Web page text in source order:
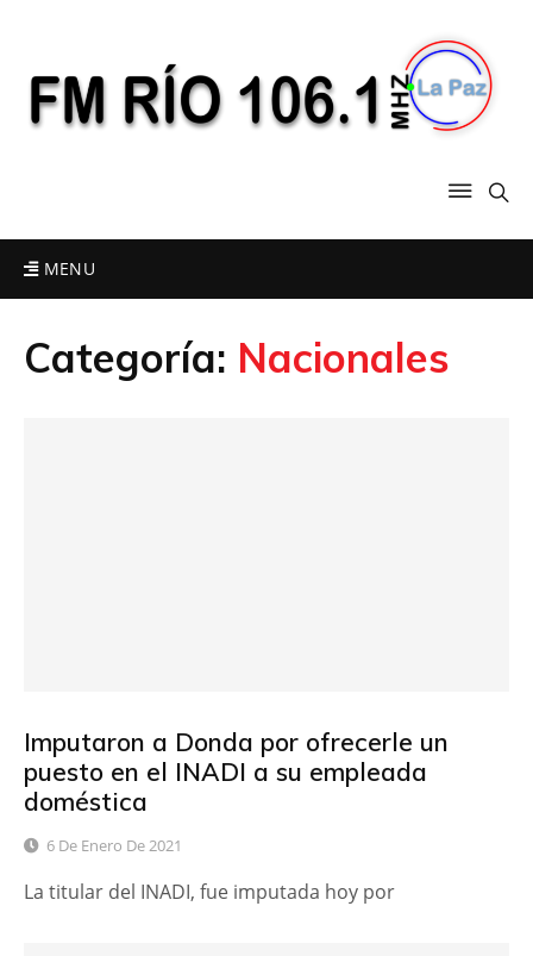
MENU
Categoría: Nacionales
Imputaron a Donda por ofrecerle un
puesto en el INADI a su empleada
doméstica
6 De Enero De 2021
La titular del INADI, fue imputada hoy por